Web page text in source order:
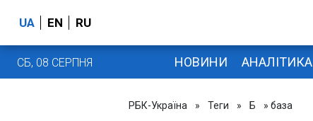
UA EN RU
СБ, 08 СЕРПНЯ НОВИНИ АНАЛІТИКА
РБК-Україна » Теги » Б » база